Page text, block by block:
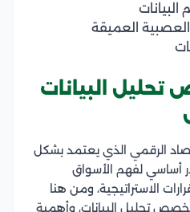
البيانات
العميقة
البيانات
الرقمي الذي يعتمد بشكل
أساسي لفهم الأسواق
الاستراتيجية، ومن هنا
تحليل البيانات، وأهمية